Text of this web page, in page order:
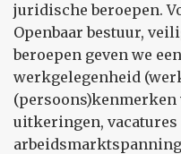
juridische beroepen.
Openbaar bestuur,
beroepen geven we
werkgelegenheid
uitkeringen, vacatures